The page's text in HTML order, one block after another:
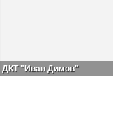
ДКТ "Иван Димов"